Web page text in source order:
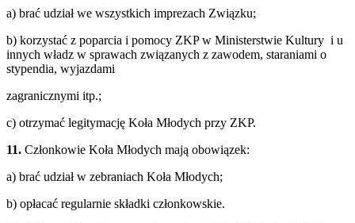
a) brać udział we wszystkich imprezach Związku;
b) korzystać z poparcia i pomocy ZKP w Ministerstwie Kultury i u
innych władz w sprawach związanych z zawodem, staraniami o
stypendia, wyjazdami
zagranicznymi itp.;
c) otrzymać legitymację Koła Młodych przy ZKP.
11. Członkowie Koła Młodych mają obowiązek:
a) brać udział w zebraniach Koła Młodych;
b) opłacać regularnie składki członkowskie.